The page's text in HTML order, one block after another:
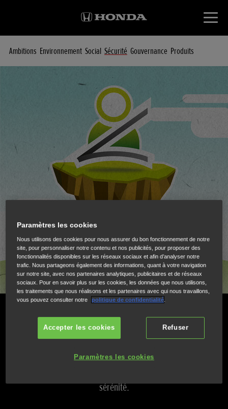
Ambitions Environnement Social Sécurité Gouvernance Produits
Améliorer la sécurité en Europe
« sécurité pour tous », Honda aspire à créer une société
sérénité.
Paramètres les cookies
Nous utilisons des cookies pour nous assurer du bon fonctionnement de notre
site, pour personnaliser notre contenu et nos publicités, pour proposer des
fonctionnalités disponibles sur les réseaux sociaux et afin d’analyser notre
trafic. Nous partageons également des informations, quant à votre navigation
sur notre site, avec nos partenaires analytiques, publicitaires et de réseaux
sociaux. Pour en savoir plus sur les cookies, les données que nous utilisons,
les traitements que nous réalisons et les partenaires avec qui nous travaillons,
vous pouvez consulter notre
politique de confidentialité
Refuser
Accepter les cookies
Paramètres les cookies